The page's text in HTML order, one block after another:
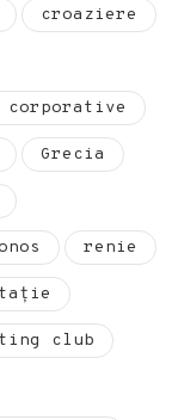
croaziere
corporative
Grecia
renie
club